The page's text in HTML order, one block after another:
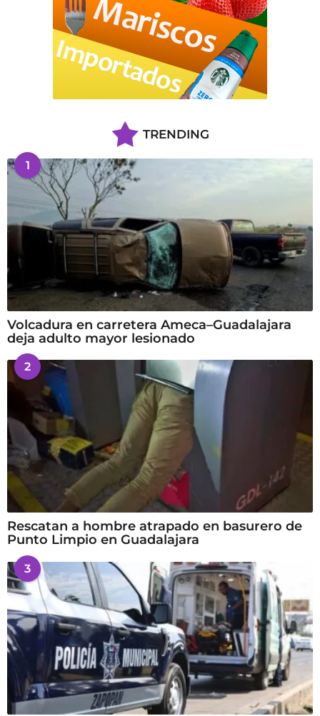
TRENDING
1
Volcadura en carretera Ameca–Guadalajara
deja adulto mayor lesionado
2
Rescatan a hombre atrapado en basurero de
Punto Limpio en Guadalajara
3